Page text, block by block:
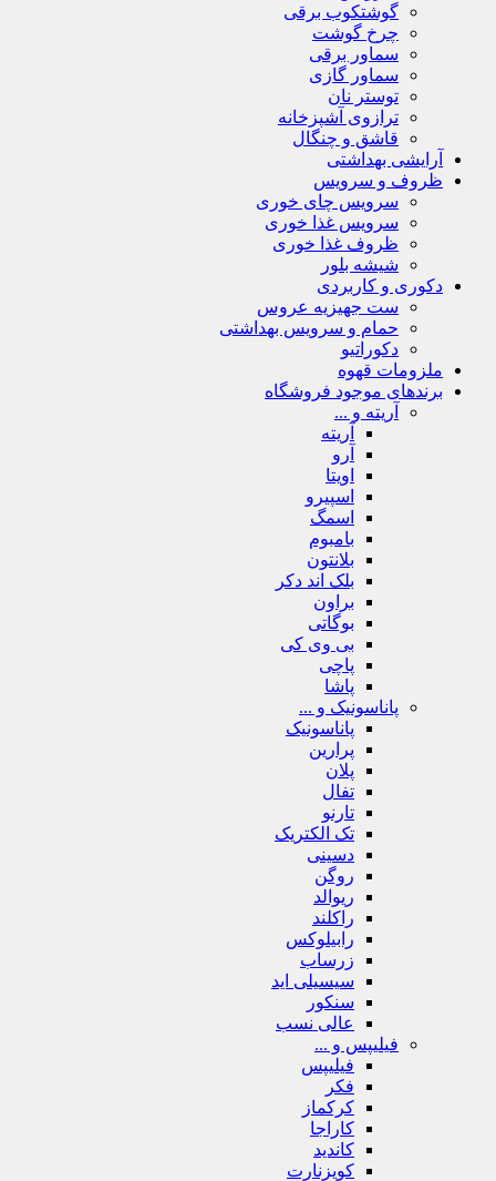
گوشتکوب برقی
چرخ گوشت
سماور برقی
سماور گازی
توستر نان
ترازوی آشپزخانه
قاشق و چنگال
آرایشی بهداشتی
ظروف و سرویس
سرویس چای خوری
سرویس غذا خوری
ظروف غذا خوری
شیشه بلور
دکوری و کاربردی
ست جهیزیه عروس
حمام و سرویس بهداشتی
دکوراتیو
ملزومات قهوه
برندهای موجود فروشگاه
آریته و ...
آریته
آرو
اویتا
اسپیرو
اسمگ
بامبوم
بلانتون
بلک اند دکر
براون
بوگاتی
بی وی کی
پاچی
پاشا
پاناسونیک و ...
پاناسونیک
پرارین
پلان
تفال
تارنو
تک الکتریک
دسینی
روگن
ریوالد
راکلند
رابیلوکس
زرساب
سیسیلی اید
سنکور
عالی نسب
فیلیپس و ...
فیلیپس
فکر
کرکماز
کاراجا
کاندید
کویزنارت